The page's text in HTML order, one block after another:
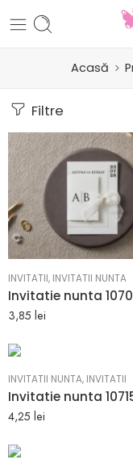
Acasă
Filtre
INVITATII, INVITATII NUNTA
Invitatie nunta
3,85 lei
INVITATII NUNTA, INVITATII
Invitatie nunta
4,25 lei